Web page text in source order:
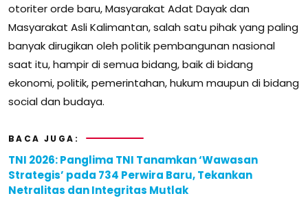
otoriter orde baru, Masyarakat Adat Dayak dan
Masyarakat Asli Kalimantan, salah satu pihak yang paling
banyak dirugikan oleh politik pembangunan nasional
saat itu, hampir di semua bidang, baik di bidang
ekonomi, politik, pemerintahan, hukum maupun di bidang
social dan budaya.
BACA JUGA:
TNI 2026: Panglima TNI Tanamkan ‘Wawasan
Strategis’ pada 734 Perwira Baru, Tekankan
Netralitas dan Integritas Mutlak